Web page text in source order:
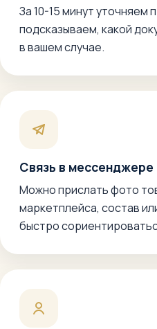
За 10-15 минут уточняем
подсказываем, какой
в вашем случае.
Связь в мессенджере
Можно прислать фото
маркетплейса, состав
быстро